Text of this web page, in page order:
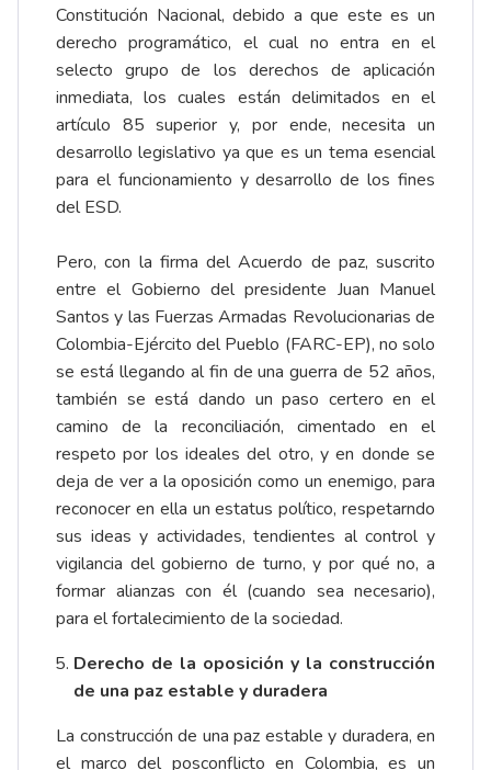
Constitución Nacional, debido a que este es un
derecho programático, el cual no entra en el
selecto grupo de los derechos de aplicación
inmediata, los cuales están delimitados en el
artículo 85 superior y, por ende, necesita un
desarrollo legislativo ya que es un tema esencial
para el funcionamiento y desarrollo de los fines
del ESD.
Pero, con la firma del Acuerdo de paz, suscrito
entre el Gobierno del presidente Juan Manuel
Santos y las Fuerzas Armadas Revolucionarias de
Colombia-Ejército del Pueblo (FARC-EP), no solo
se está llegando al fin de una guerra de 52 años,
también se está dando un paso certero en el
camino de la reconciliación, cimentado en el
respeto por los ideales del otro, y en donde se
deja de ver a la oposición como un enemigo, para
reconocer en ella un estatus político, respetarndo
sus ideas y actividades, tendientes al control y
vigilancia del gobierno de turno, y por qué no, a
formar alianzas con él (cuando sea necesario),
para el fortalecimiento de la sociedad.
Derecho de la oposición y la construcción
de una paz estable y duradera
La construcción de una paz estable y duradera, en
el marco del posconflicto en Colombia, es un